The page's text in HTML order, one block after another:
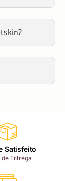
Satisfeito
de Entrega